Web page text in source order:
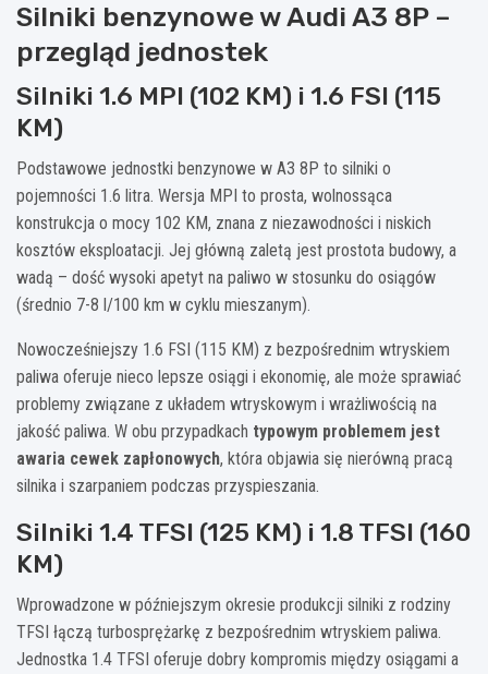
Silniki benzynowe w Audi A3 8P –
przegląd jednostek
Silniki 1.6 MPI (102 KM) i 1.6 FSI (115
KM)
Podstawowe jednostki benzynowe w A3 8P to silniki o
pojemności 1.6 litra. Wersja MPI to prosta, wolnossąca
konstrukcja o mocy 102 KM, znana z niezawodności i niskich
kosztów eksploatacji. Jej główną zaletą jest prostota budowy, a
wadą – dość wysoki apetyt na paliwo w stosunku do osiągów
(średnio 7-8 l/100 km w cyklu mieszanym).
Nowocześniejszy 1.6 FSI (115 KM) z bezpośrednim wtryskiem
paliwa oferuje nieco lepsze osiągi i ekonomię, ale może sprawiać
problemy związane z układem wtryskowym i wrażliwością na
jakość paliwa. W obu przypadkach typowym problemem jest
awaria cewek zapłonowych, która objawia się nierówną pracą
silnika i szarpaniem podczas przyspieszania.
Silniki 1.4 TFSI (125 KM) i 1.8 TFSI (160
KM)
Wprowadzone w późniejszym okresie produkcji silniki z rodziny
TFSI łączą turbosprężarkę z bezpośrednim wtryskiem paliwa.
Jednostka 1.4 TFSI oferuje dobry kompromis między osiągami a